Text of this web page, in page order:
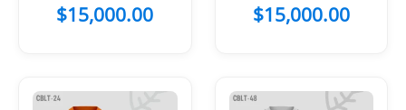
$15,000.00 $15,000.00